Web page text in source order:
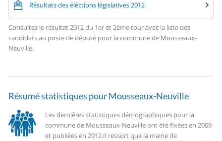
Résultats des éléctions législatives 2012
Consultez le résultat 2012 du 1er et 2ème tour avec la liste des
candidats au poste de député pour la commune de Mousseaux-
Neuville.
Résumé statistiques pour Mousseaux-Neuville
Les dernières statistiques démographiques pour la
commune de Mousseaux-Neuville ont été fixées en 2009
et publiées en 2012.Il ressort que la mairie de